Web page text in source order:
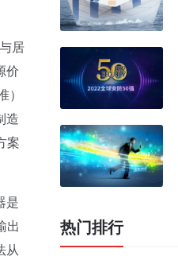
居
价
造
案
是
出
从
热门排行